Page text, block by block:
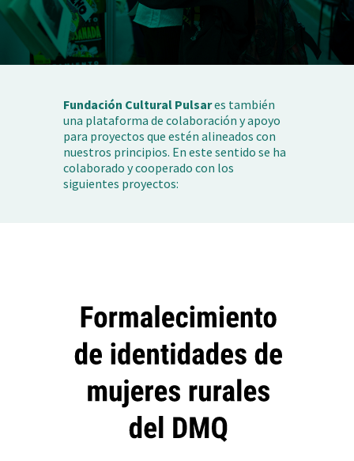
Fundación Cultural Pulsares también
una plataforma de colaboración y apoyo
para proyectos que estén alineados con
nuestros principios. En este sentido se ha
colaborado y cooperado con los
siguientes proyectos: